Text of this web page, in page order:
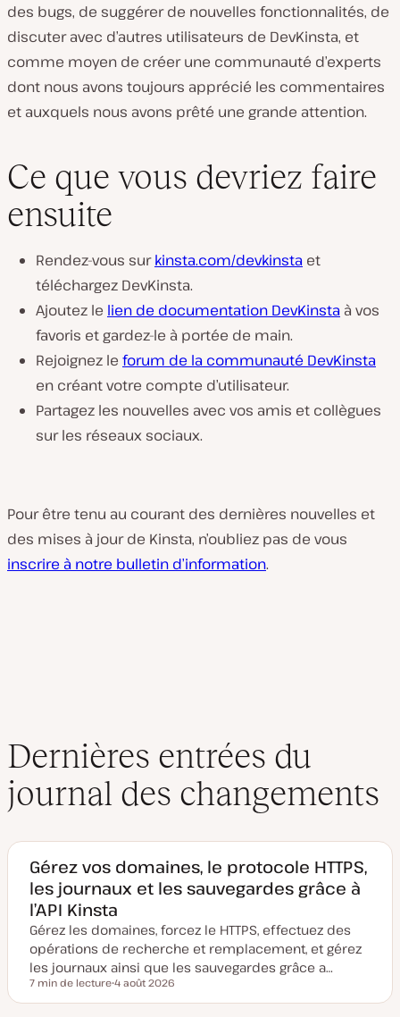
des bugs, de suggérer de nouvelles fonctionnalités, de
discuter avec d’autres utilisateurs de DevKinsta, et
comme moyen de créer une communauté d’experts
dont nous avons toujours apprécié les commentaires
et auxquels nous avons prêté une grande attention.
Ce que vous devriez faire
ensuite
Rendez-vous surkinsta.com/devkinsta et
téléchargez DevKinsta.
Ajoutez le lien de documentation DevKinsta à vos
favoris et gardez-le à portée de main.
Rejoignez le forum de la communauté DevKinsta
en créant votre compte d’utilisateur.
Partagez les nouvelles avec vos amis et collègues
sur les réseaux sociaux.
Pour être tenu au courant des dernières nouvelles et
des mises à jour de Kinsta, n’oubliez pas de vous
inscrire à notre bulletin d’information.
Dernières entrées du
journal des changements
Gérez vos domaines, le protocole HTTPS,
les journaux et les sauvegardes grâce à
l’API Kinsta
Gérez les domaines, forcez le HTTPS, effectuez des
opérations de recherche et remplacement, et gérez
les journaux ainsi que les sauvegardes grâce a…
Temps de lecture
7 min de lecture
a
4 août 2026